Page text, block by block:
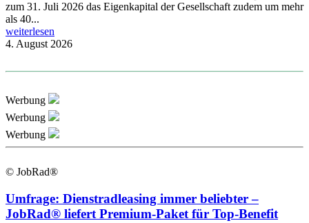
zum 31. Juli 2026 das Eigenkapital der Gesellschaft zudem um mehr
als 40...
weiterlesen
4. August 2026
Werbung
Werbung
Werbung
© JobRad®
Umfrage: Dienstradleasing immer beliebter –
JobRad® liefert Premium-Paket für Top-Benefit